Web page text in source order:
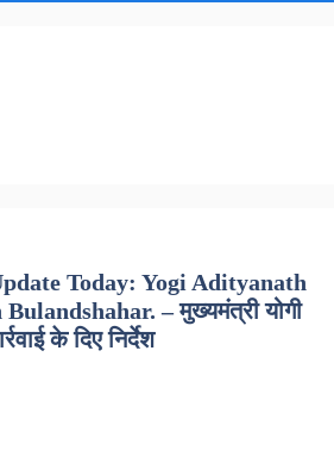
Today: Yogi Adityanath
– मुख्यमंत्री योगी
के दिए निर्देश